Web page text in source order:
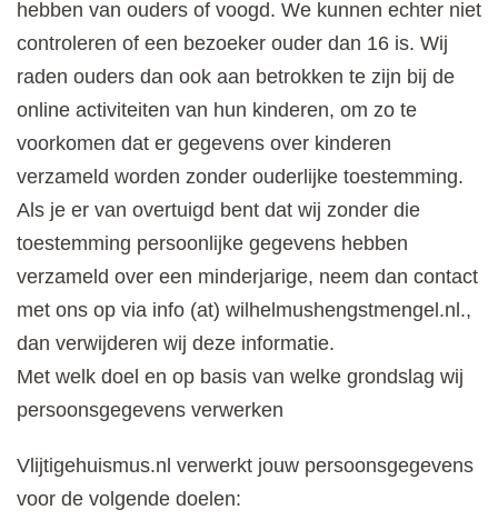
hebben van ouders of voogd. We kunnen echter niet
controleren of een bezoeker ouder dan 16 is. Wij
raden ouders dan ook aan betrokken te zijn bij de
online activiteiten van hun kinderen, om zo te
voorkomen dat er gegevens over kinderen
verzameld worden zonder ouderlijke toestemming.
Als je er van overtuigd bent dat wij zonder die
toestemming persoonlijke gegevens hebben
verzameld over een minderjarige, neem dan contact
met ons op via info (at) wilhelmushengstmengel.nl.,
dan verwijderen wij deze informatie.
Met welk doel en op basis van welke grondslag wij
persoonsgegevens verwerken
Vlijtigehuismus.nl verwerkt jouw persoonsgegevens
voor de volgende doelen: